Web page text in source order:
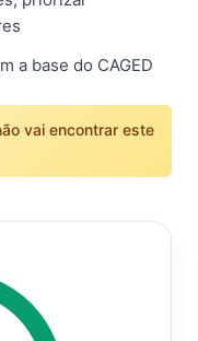
a base do CAGED
vai encontrar este